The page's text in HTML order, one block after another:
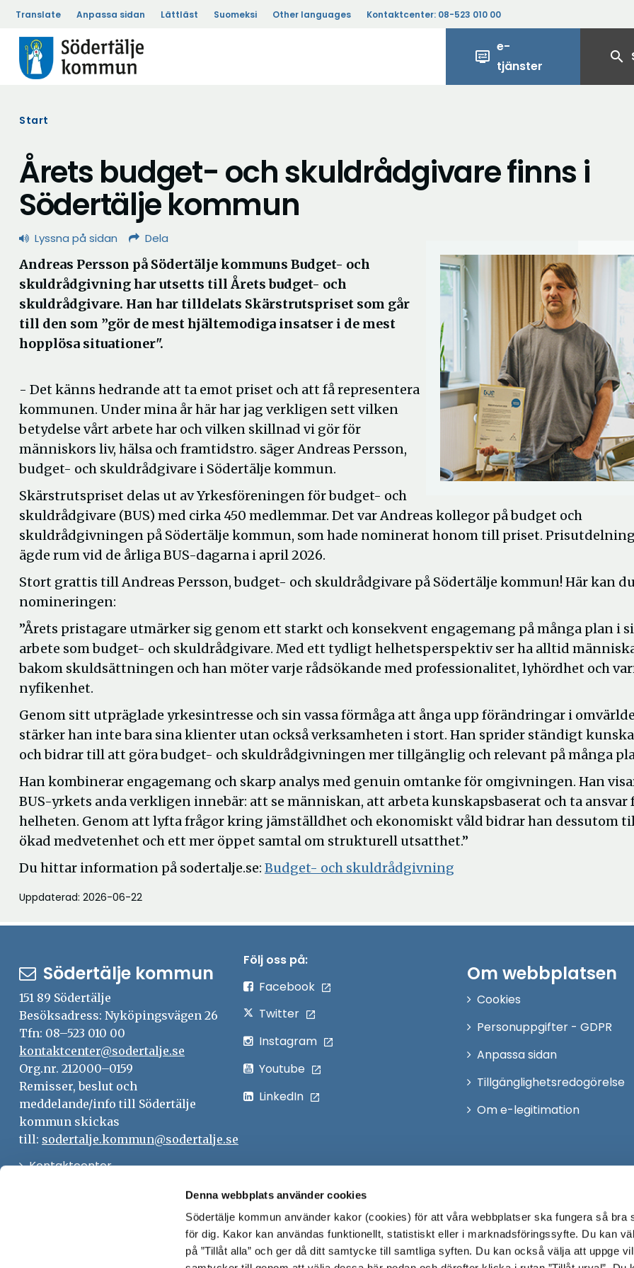
Denna webbplats använder cookies
Södertälje kommun använder kakor (cookies) för att våra webbplatser ska fungera så bra
för dig. Kakor kan användas funktionellt, statistiskt eller i marknadsföringssyfte. Du kan
på ”Tillåt alla” och ger då ditt samtycke till samtliga syften. Du kan också välja att uppge
Translate Anpassa sidan Lättläst Suomeksi Other languages Kontaktcenter: 08-523 010 00
display_settings
e-
tjänster
search
Start
Årets budget- och skuldrådgivare finns i
Södertälje kommun
Lyssna på sidan Dela
Andreas Persson på Södertälje kommuns Budget- och
skuldrådgivning har utsetts till Årets budget- och
skuldrådgivare. Han har tilldelats Skärstrutspriset som går
till den som ”gör de mest hjältemodiga insatser i de mest
hopplösa situationer".
- Det känns hedrande att ta emot priset och att få representera
kommunen. Under mina år här har jag verkligen sett vilken
betydelse vårt arbete har och vilken skillnad vi gör för
människors liv, hälsa och framtidstro. säger Andreas Persson,
budget- och skuldrådgivare i Södertälje kommun.
Skärstrutspriset delas ut av Yrkesföreningen för budget- och
skuldrådgivare (BUS) med cirka 450 medlemmar. Det var Andreas kollegor på budget och
skuldrådgivningen på Södertälje kommun, som hade nominerat honom till priset.
ägde rum vid de årliga BUS-dagarna i april 2026.
Stort grattis till Andreas Persson, budget- och skuldrådgivare på Södertälje kommun! Här kan
nomineringen:
”Årets pristagare utmärker sig genom ett starkt och konsekvent engagemang på många plan i
arbete som budget- och skuldrådgivare. Med ett tydligt helhetsperspektiv ser ha alltid
bakom skuldsättningen och han möter varje rådsökande med professionalitet, lyhördhet och
nyfikenhet.
Genom sitt utpräglade yrkesintresse och sin vassa förmåga att ånga upp förändringar i
stärker han inte bara sina klienter utan också verksamheten i stort. Han sprider ständigt
och bidrar till att göra budget- och skuldrådgivningen mer tillgänglig och relevant på många
Han kombinerar engagemang och skarp analys med genuin omtanke för omgivningen. Han
BUS-yrkets anda verkligen innebär: att se människan, att arbeta kunskapsbaserat och ta ansvar
helheten. Genom att lyfta frågor kring jämställdhet och ekonomiskt våld bidrar han dessutom
ökad medvetenhet och ett mer öppet samtal om strukturell utsatthet.”
Du hittar information på sodertalje.se: Budget- och skuldrådgivning
Uppdaterad: 2026-06-22
Södertälje kommun
151 89 Södertälje
Besöksadress: Nyköpingsvägen 26
Tfn: 08–523 010 00
kontaktcenter@sodertalje.se
Org.nr. 212000–0159
Remisser, beslut och
meddelande/info till Södertälje
kommun skickas
till: sodertalje.kommun@sodertalje.se
KontaktcenterÖppna
Följ oss på:
Facebook
Twitter
Instagram
Youtube
LinkedIn
Om webbplatsen
Cookies
Personuppgifter - GDPR
Anpassa sidan
Tillgänglighetsredogörelse
Om e-legitimation